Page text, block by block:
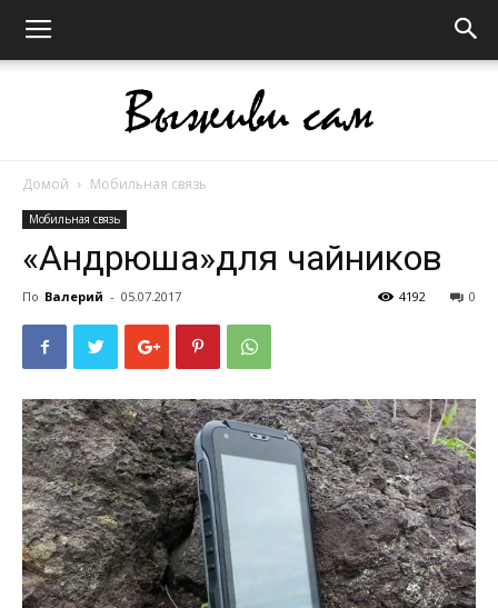
Домой Мобильная связь
Мобильная связь
«Андрюша»для чайников
По Валерий - 05.07.2017 0
4192